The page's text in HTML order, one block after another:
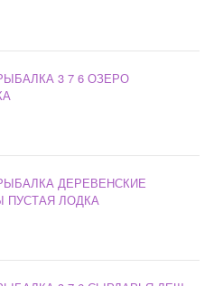
3 7 6 ОЗЕРО
ДЕРЕВЕНСКИЕ
ПУСТАЯ ЛОДКА